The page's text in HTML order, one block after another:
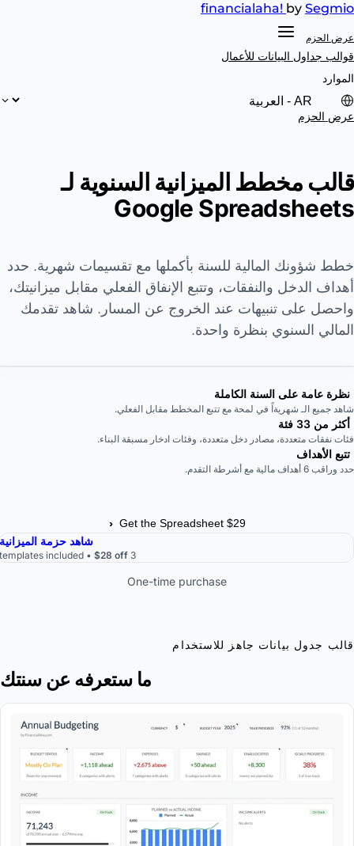
financialaha! by
الحزم
جداول البيانات للأعمال
الحزم
مخطط الميزانية السنوية لـ
Google
شؤونك المالية للسنة بأكملها مع تقسيمات شهرية. حدد
الدخل والنفقات، وتتبع الإنفاق الفعلي مقابل ميزانيتك،
على تنبيهات عند الخروج عن المسار. شاهد تقدمك
السنوي بنظرة واحدة.
نظرة عامة على السنة الكاملة
جميع الـ شهريةاً في لمحة مع تتبع المخطط مقابل الفعلي.
أكثر من 33 فئة
نفقات متعددة، مصادر دخل متعددة، وفئات ادخار مسبقة البناء.
تتبع الأهداف
وراقب 6 أهداف مالية مع أشرطة التقدم.
Get the Spreadsheet $29
›
شاهد حزمة الميزانية
3 templates included •
$28 off
One-time purchase
جدول بيانات جاهز للاستخدام
ما ستعرفه عن سنتك